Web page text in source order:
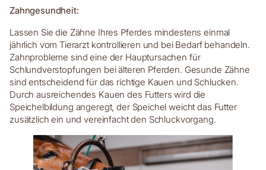
Zahngesundheit:
Lassen Sie die Zähne Ihres Pferdes mindestens einmal
jährlich vom Tierarzt kontrollieren und bei Bedarf behandeln.
Zahnprobleme sind eine der Hauptursachen für
Schlundverstopfungen bei älteren Pferden. Gesunde Zähne
sind entscheidend für das richtige Kauen und Schlucken.
Durch ausreichendes Kauen des Futters wird die
Speichelbildung angeregt, der Speichel weicht das Futter
zusätzlich ein und vereinfacht den Schluckvorgang.